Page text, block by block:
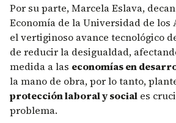
Por su parte, Marcela Eslava,
Economía de la Universidad de los
el vertiginoso avance tecnológico
de reducir la desigualdad,
medida a las economías en
la mano de obra, por lo tanto,
protección laboral y social es
problema.